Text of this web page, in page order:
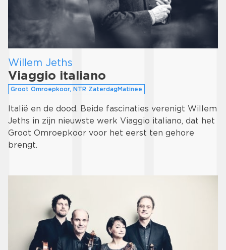
Willem Jeths
Viaggio italiano
Groot Omroepkoor, NTR ZaterdagMatinee
Italië en de dood. Beide fascinaties verenigt Willem
Jeths in zijn nieuwste werk Viaggio italiano, dat het
Groot Omroepkoor voor het eerst ten gehore
brengt.